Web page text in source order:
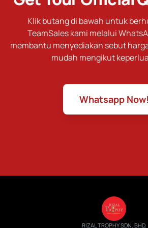
Klik butang di bawah untuk
TeamSales kami melalui
membantu menyediakan sebut
mudah mengikut
Whatsapp Now!
RIZAL TROPHY SDN. BHD.